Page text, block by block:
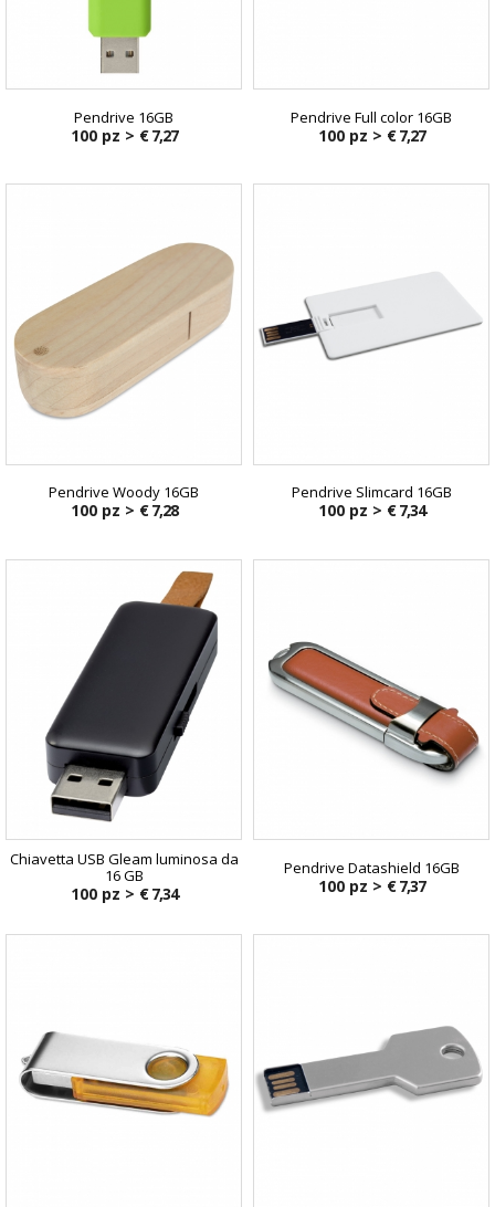
Pendrive 16GB
100 pz > € 7,27
Pendrive Full color 16GB
100 pz > € 7,27
Pendrive Woody 16GB
100 pz > € 7,28
Pendrive Slimcard 16GB
100 pz > € 7,34
Chiavetta USB Gleam luminosa da
16 GB
100 pz > € 7,34
Pendrive Datashield 16GB
100 pz > € 7,37